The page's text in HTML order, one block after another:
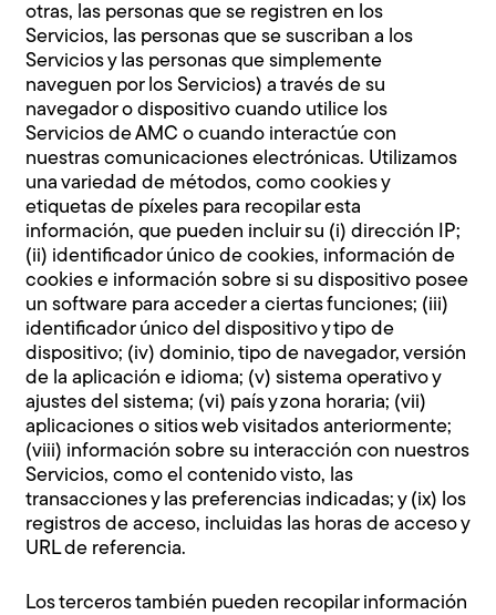
otras, las personas que se registren en los
Servicios, las personas que se suscriban a los
Servicios y las personas que simplemente
naveguen por los Servicios) a través desu
navegador o dispositivo cuando utilice los
Servicios de AMC o cuando interactúe con
nuestras comunicaciones electrónicas. Utilizamos
una variedad de métodos, como cookies y
etiquetas de píxeles para recopilar esta
información, que pueden incluir su (i) dirección IP;
(ii) identificador único de cookies, información de
cookies e información sobre si su dispositivo posee
un software para acceder a ciertas funciones; (iii)
identificador único del dispositivo y tipo de
dispositivo; (iv) dominio, tipo de navegador, versión
de la aplicación e idioma; (v) sistema operativo y
ajustes del sistema; (vi) país y zona horaria; (vii)
aplicaciones o sitios web visitados anteriormente;
(viii) información sobre su interacción con nuestros
Servicios, como el contenido visto, las
transacciones y las preferencias indicadas; y (ix) los
registros de acceso, incluidas las horas de acceso y
URL de referencia.
Los terceros también pueden recopilar información